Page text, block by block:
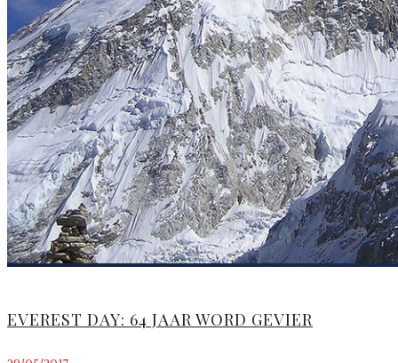
EVEREST DAY: 64 JAAR WORD GEVIER